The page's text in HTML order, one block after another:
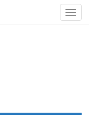
メ
ニ